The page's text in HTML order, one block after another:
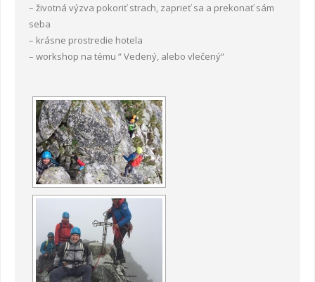
– životná výzva pokoriť strach, zaprieť sa a prekonať sám
seba
– krásne prostredie hotela
– workshop na tému “ Vedený, alebo vlečený“